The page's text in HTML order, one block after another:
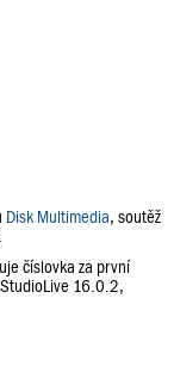
Disk Multimedia, soutěž
číslovka za první
16.0.2,